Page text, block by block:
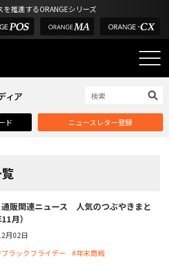
を推進するORANGEシリーズ
ド ニュースレター登録
通販関連ニュース 人気のつぶやきまと
月）
月02日
ラックフライデー
#年末商戦